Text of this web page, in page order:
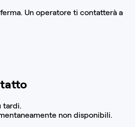
Un operatore ti contatterà a
tardi.
non disponibili.